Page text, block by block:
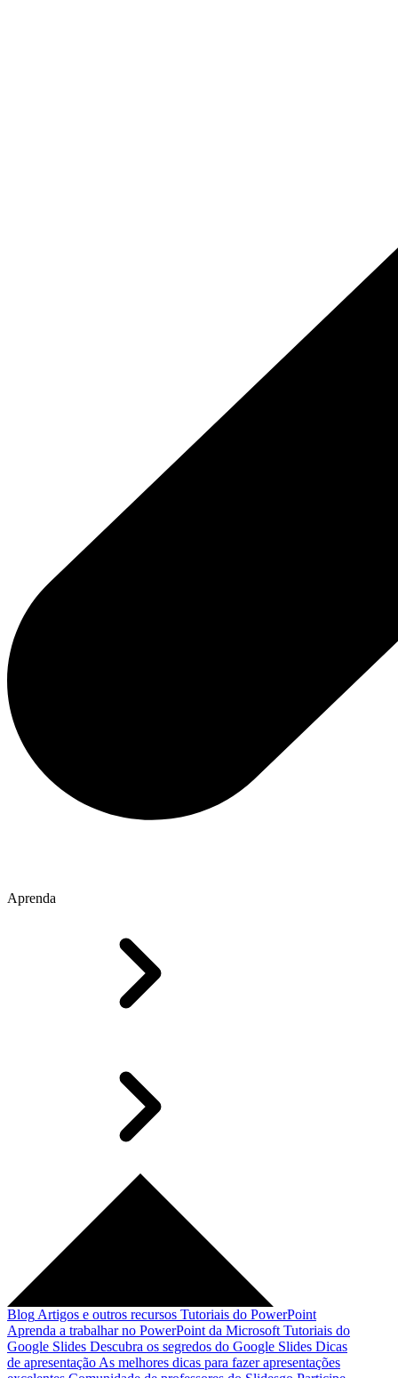
Aprenda
Blog Artigos e outros recursos Tutoriais do PowerPoint
Aprenda a trabalhar no PowerPoint da Microsoft Tutoriais do
Google Slides Descubra os segredos do Google Slides Dicas
de apresentação As melhores dicas para fazer apresentações